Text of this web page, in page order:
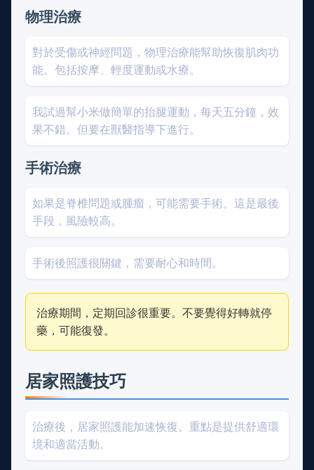
物理治療
對於受傷或神經問題，物理治療能幫助恢復肌肉功
能。包括按摩、輕度運動或水療。
我試過幫小米做簡單的抬腿運動，每天五分鐘，效
果不錯。但要在獸醫指導下進行。
手術治療
如果是脊椎問題或腫瘤，可能需要手術。這是最後
手段，風險較高。
手術後照護很關鍵，需要耐心和時間。
治療期間，定期回診很重要。不要覺得好轉就停
藥，可能復發。
居家照護技巧
治療後，居家照護能加速恢復。重點是提供舒適環
境和適當活動。